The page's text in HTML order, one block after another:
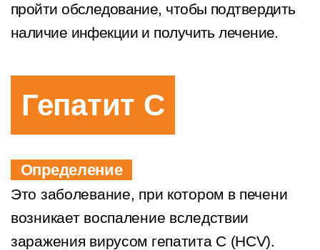
пройти обследование, чтобы подтвердить
наличие инфекции и получить лечение.
Гепатит С
Определение
Это заболевание, при котором в печени
возникает воспаление вследствии
заражения вирусом гепатита С (HCV).